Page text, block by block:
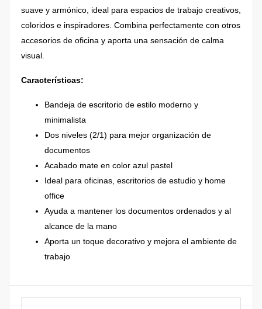
suave y armónico, ideal para espacios de trabajo creativos,
coloridos e inspiradores. Combina perfectamente con otros
accesorios de oficina y aporta una sensación de calma
visual.
Características:
Bandeja de escritorio de estilo moderno y
minimalista
Dos niveles (2/1) para mejor organización de
documentos
Acabado mate en color azul pastel
Ideal para oficinas, escritorios de estudio y home
office
Ayuda a mantener los documentos ordenados y al
alcance de la mano
Aporta un toque decorativo y mejora el ambiente de
trabajo